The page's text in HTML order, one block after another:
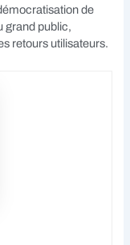
de
grand public,
retours utilisateurs.